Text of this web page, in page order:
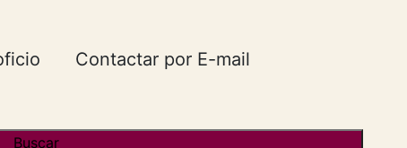
Contactar por E-mail